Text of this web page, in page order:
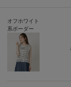
オフホワイト
系ボーダー